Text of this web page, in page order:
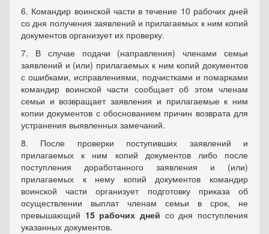
6. Командир воинской части в течение 10 рабочих дней
со дня получения заявлений и прилагаемых к ним копий
документов организует их проверку.
7. В случае подачи (направления) членами семьи
заявлений и (или) прилагаемых к ним копий документов
с ошибками, исправлениями, подчистками и помарками
командир воинской части сообщает об этом членам
семьи и возвращает заявления и прилагаемые к ним
копии документов с обоснованием причин возврата для
устранения выявленных замечаний.
8. После проверки поступивших заявлений и
прилагаемых к ним копий документов либо после
поступления доработанного заявления и (или)
прилагаемых к нему копий документов командир
воинской части организует подготовку приказа об
осуществлении выплат членам семьи в срок, не
превышающий 15 рабочих дней со дня поступления
указанных документов.